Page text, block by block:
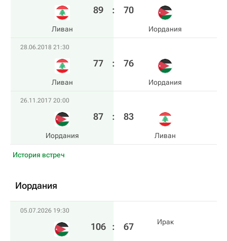
Ливан
89 : 70
Иордания
28.06.2018 21:30
Ливан
77 : 76
Иордания
26.11.2017 20:00
Иордания
87 : 83
Ливан
История встреч
Иордания
05.07.2026 19:30
106 : 67 Ирак